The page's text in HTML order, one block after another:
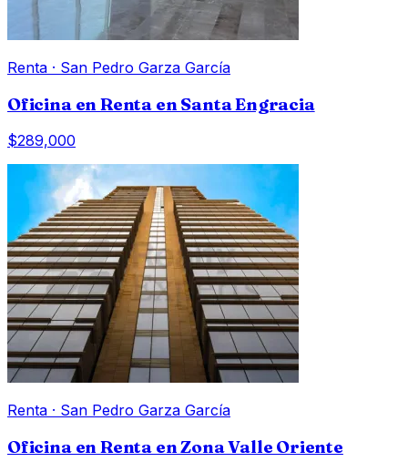
Renta · San Pedro Garza García
Oficina en Renta en Santa Engracia
$289,000
Renta · San Pedro Garza García
Oficina en Renta en Zona Valle Oriente